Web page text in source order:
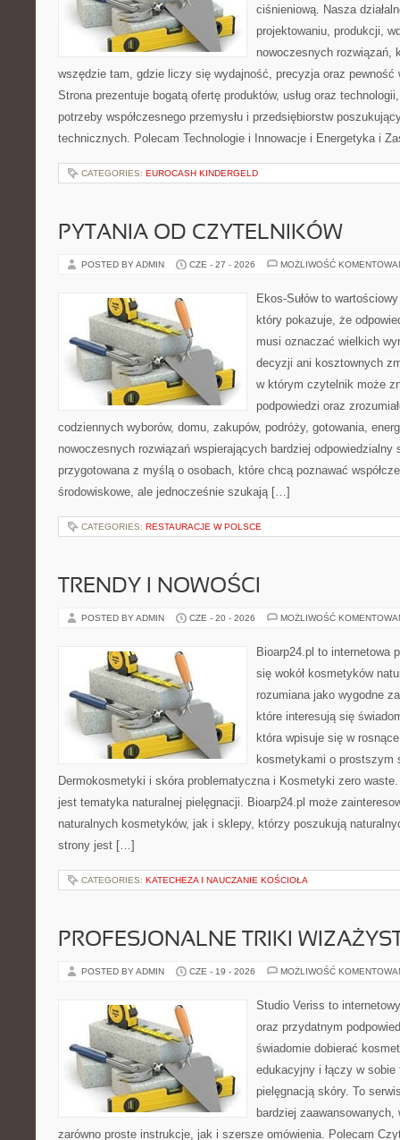
ciśnieniową. Nasza
projektowaniu, produkcji,
nowoczesnych rozwiązań,
wszędzie tam, gdzie liczy się wydajność, precyzja oraz pewność
Strona prezentuje bogatą ofertę produktów, usług oraz
potrzeby współczesnego przemysłu i przedsiębiorstw
technicznych. Polecam Technologie i Innowacje i Energetyka i
CATEGORIES: EUROCASH KINDERGELD
PYTANIA OD CZYTELNIKÓW
POSTED BY ADMIN CZE - 27 - 2026 MOŻLIWOŚĆ
Ekos-Sułów to
który pokazuje, że
musi oznaczać wielkich
decyzji ani kosztownych
w którym czytelnik może
podpowiedzi oraz
codziennych wyborów, domu, zakupów, podróży, gotowania,
nowoczesnych rozwiązań wspierających bardziej odpowiedzialny
przygotowana z myślą o osobach, które chcą poznawać
środowiskowe, ale jednocześnie szukają […]
CATEGORIES: RESTAURACJE W POLSCE
TRENDY I NOWOŚCI
POSTED BY ADMIN CZE - 20 - 2026 MOŻLIWOŚĆ
Bioarp24.pl to internetowa
się wokół kosmetyków
rozumiana jako wygodne
które interesują się
która wpisuje się w
kosmetykami o prostszym
Dermokosmetyki i skóra problematyczna i Kosmetyki zero
jest tematyka naturalnej pielęgnacji. Bioarp24.pl może
naturalnych kosmetyków, jak i sklepy, którzy poszukują
strony jest […]
CATEGORIES: KATECHEZA I NAUCZANIE KOŚCIOŁA
PROFESJONALNE TRIKI
POSTED BY ADMIN CZE - 19 - 2026 MOŻLIWOŚĆ
Studio Veriss to
oraz przydatnym
świadomie dobierać
edukacyjny i łączy w
pielęgnacją skóry. To
bardziej
zarówno proste instrukcje, jak i szersze omówienia. Polecam